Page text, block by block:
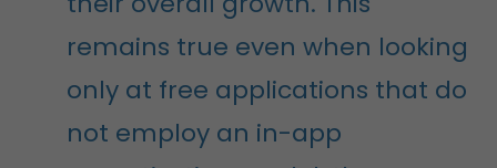
remains true even when looking
only at free applications that do
not employ an in-app